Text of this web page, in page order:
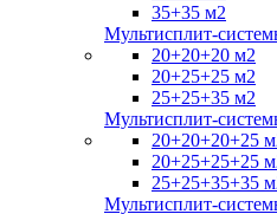
35+35 м2
Мультисплит-
20+20+20 м2
20+25+25 м2
25+25+35 м2
Мультисплит-
20+20+20+25
20+25+25+25
25+25+35+35
Мультисплит-